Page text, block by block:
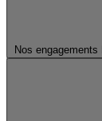
Nos engagements